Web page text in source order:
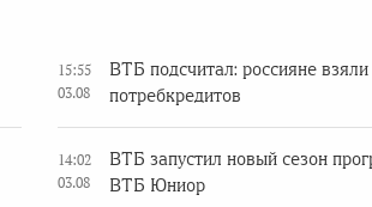
15:55
03.08
ВТБ подсчитал: россияне
потребкредитов
14:02
03.08
ВТБ запустил новый сезон
ВТБ Юниор